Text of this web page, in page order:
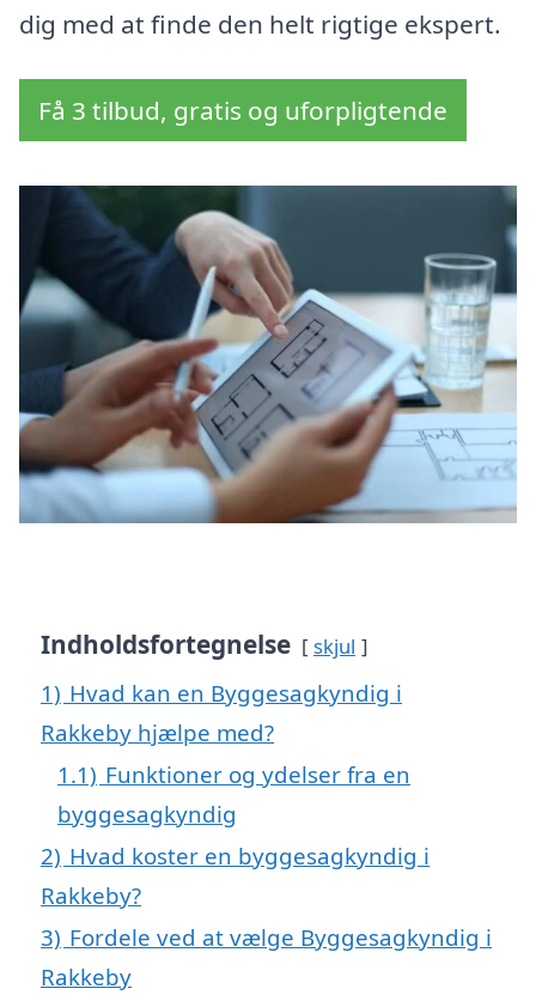
dig med at finde den helt rigtige ekspert.
Få 3 tilbud, gratis og uforpligtende
Indholdsfortegnelse skjul
1) Hvad kan en Byggesagkyndig i
Rakkeby hjælpe med?
1.1) Funktioner og ydelser fra en
byggesagkyndig
2) Hvad koster en byggesagkyndig i
Rakkeby?
3) Fordele ved at vælge Byggesagkyndig i
Rakkeby